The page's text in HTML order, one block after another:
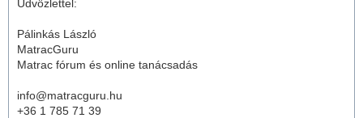
Üdvözlettel:
Pálinkás László
MatracGuru
Matrac fórum és online tanácsadás
info@matracguru.hu
+36 1 785 71 39